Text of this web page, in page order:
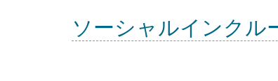
ソーシャルインクル